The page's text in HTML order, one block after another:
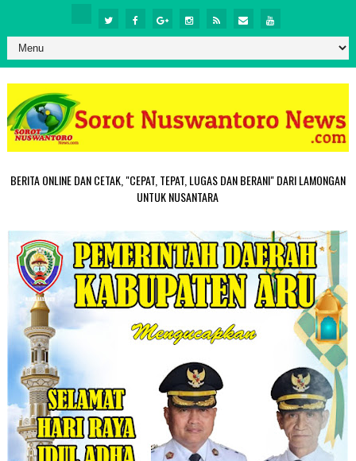
BERITA ONLINE DAN CETAK, "CEPAT, TEPAT, LUGAS DAN BERANI" DARI LAMONGAN
UNTUK NUSANTARA